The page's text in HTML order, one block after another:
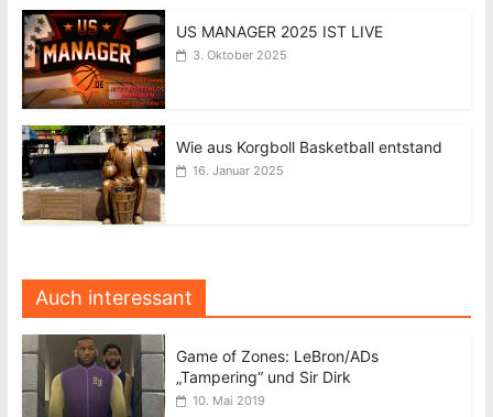
US MANAGER 2025 IST LIVE
3. Oktober 2025
Wie aus Korgboll Basketball entstand
16. Januar 2025
Auch interessant
Game of Zones: LeBron/ADs
„Tampering“ und Sir Dirk
10. Mai 2019